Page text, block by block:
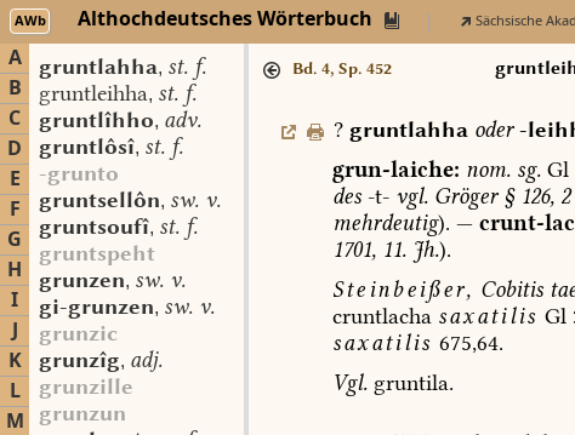
AWb Althochdeutsches Wörterbuch Sächsische
A
B
C
D
E
F
G
H
I
J
K
L
M
gruntlahha, st. f.
gruntleihha, st. f.
gruntlîhho, adv.
gruntlôsî, st. f.
-grunto
gruntsellôn, sw. v.
gruntsoufî, st. f.
gruntspeht
grunzen, sw. v.
gi-grunzen, sw. v.
grunzic
grunzîg, adj.
grunzille
grunzun
Bd. 4, Sp. 452
? gruntlahha oder -
grun-laiche: nom.sg.Gl
des-t- vgl.Gröger§126,2
mehrdeutig). — crunt-
1701,11.Jh.).
Steinbeißer, Cobitis
cruntlacha saxatilis Gl
saxatilis 675,64.
Vgl.gruntila.